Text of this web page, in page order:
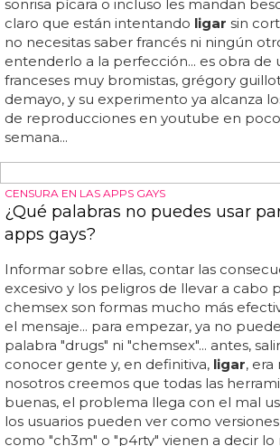
BRAVA
Britney Spears, en directo: "lo
pongan los cuernos es volver a
El pasado viernes reconocía que lo
novio david lucado en sus redes
muy positiva y optimista... "¿sabéis que
dejarlo con tu novio porque te pone los
vuelven las primeras citas!"... a mitad de
nosotros, al margen de alegrarnos de lo
queremos volver a recalcar que parece
está tan medicada, ya que reacciona,
como una persona normal... la princesa
erre que erre aireando sus dramas
del concierto de anoche en las vegas
britney spears, en directo: "lo mejor de
cuernos es volver...